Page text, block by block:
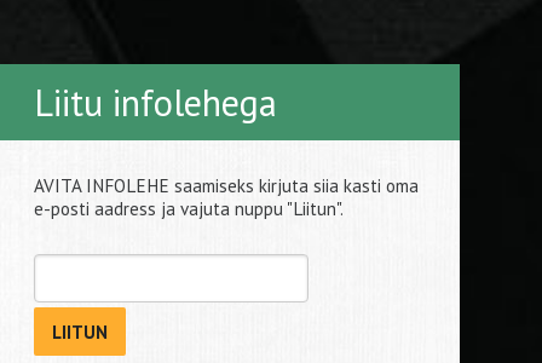
Liitu infolehega
AVITA INFOLEHE saamiseks kirjuta siia kasti oma
e-posti aadress ja vajuta nuppu "Liitun".
LIITUN